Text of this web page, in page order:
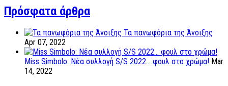
Πρόσφατα άρθρα
Τα πανωφόρια της Άνοιξης
Apr 07, 2022
Miss Simbolo: Νέα συλλογή S/S 2022... φουλ στο χρώμα! Mar
14, 2022